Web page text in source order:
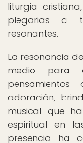
liturgia
plegarias a
resonantes.
La resonancia
medio para
adoración,
musical que
espiritual en
presencia ha